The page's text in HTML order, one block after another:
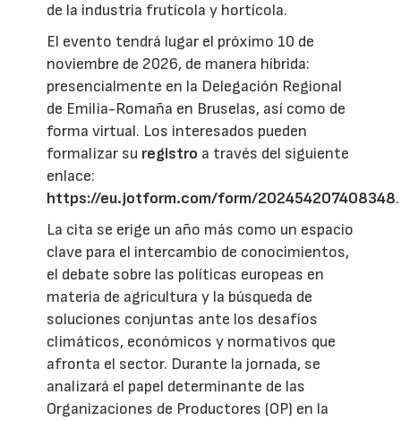
de la industria frutícola y hortícola.
El evento tendrá lugar el próximo 10 de
noviembre de 2026, de manera híbrida:
presencialmente en la Delegación Regional
de Emilia-Romaña en Bruselas, así como de
forma virtual. Los interesados pueden
formalizar su registro a través del siguiente
enlace:
https://eu.jotform.com/form/202454207408348.
La cita se erige un año más como un espacio
clave para el intercambio de conocimientos,
el debate sobre las políticas europeas en
materia de agricultura y la búsqueda de
soluciones conjuntas ante los desafíos
climáticos, económicos y normativos que
afronta el sector. Durante la jornada, se
analizará el papel determinante de las
Organizaciones de Productores (OP) en la